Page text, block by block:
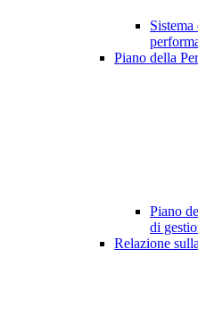
Piano della
Piano
di
Relazione